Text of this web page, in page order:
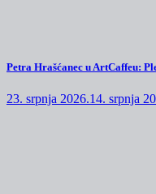
Petra Hrašćanec u ArtCaffeu:
23. srpnja 2026.14. srpnja